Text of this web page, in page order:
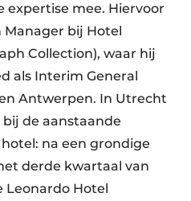
expertise mee. Hiervoor
Manager bij Hotel
Collection), waar hij
als Interim General
Antwerpen. In Utrecht
de aanstaande
na een grondige
derde kwartaal van
Leonardo Hotel